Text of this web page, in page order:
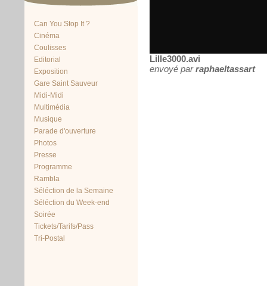
Can You Stop It ?
Cinéma
Coulisses
Editorial
Exposition
Gare Saint Sauveur
Midi-Midi
Multimédia
Musique
Parade d'ouverture
Photos
Presse
Programme
Rambla
Séléction de la Semaine
Séléction du Week-end
Soirée
Tickets/Tarifs/Pass
Tri-Postal
Lille3000.avi
envoyé parraphaeltassart